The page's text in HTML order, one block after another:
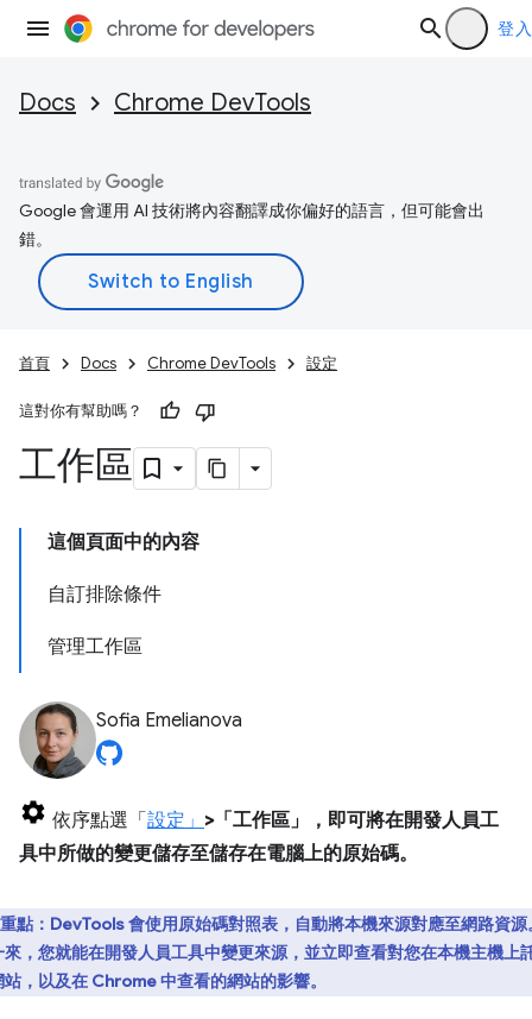
登入
Docs Chrome DevTools
Google 會運用 AI 技術將內容翻譯成你偏好的語言，但可能會出
錯。
首頁 Docs Chrome DevTools 設定
這對你有幫助嗎？
工作區
這個頁面中的內容
自訂排除條件
管理工作區
Sofia Emelianova
依序點選「 設定」 >「工作區」
，即可將在開發人員工
具中所做的變更儲存至儲存在電腦上的原始碼。
重點： DevTools 會使用原始碼對照表，自動將本機來源對應至網路資源
來，您就能在開發人員工具中變更來源，並立即查看對您在本機主機上
站，以及在 Chrome 中查看的網站的影響。